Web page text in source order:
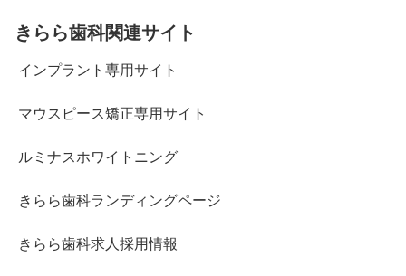
きらら歯科関連サイト
インプラント専用サイト
マウスピース矯正専用サイト
ルミナスホワイトニング
きらら歯科ランディングページ
きらら歯科求人採用情報